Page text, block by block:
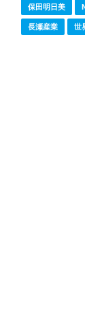
保田明日美
長瀬産業
世